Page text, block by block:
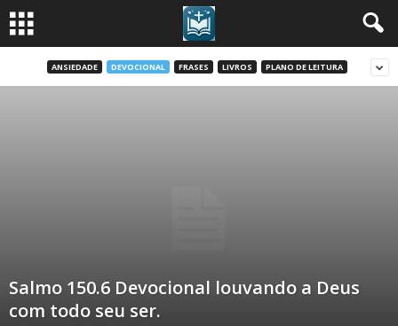
ANSIEDADE DEVOCIONAL FRASES LIVROS PLANO DE LEITURA
Salmo 150.6 Devocional louvando a Deus
com todo seu ser.